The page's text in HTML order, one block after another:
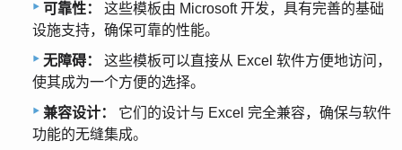
可靠性：
这些模板由 Microsoft 开发，具有完善的基础
设施支持，确保可靠的性能。
无障碍：
这些模板可以直接从 Excel 软件方便地访问，
使其成为一个方便的选择。
兼容设计：
它们的设计与 Excel 完全兼容，确保与软件
功能的无缝集成。